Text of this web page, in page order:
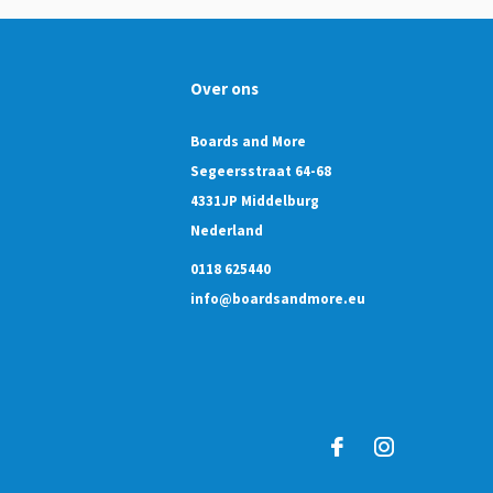
Over ons
Boards and More
Segeersstraat 64-68
4331JP Middelburg
Nederland
0118 625440
info@boardsandmore.eu